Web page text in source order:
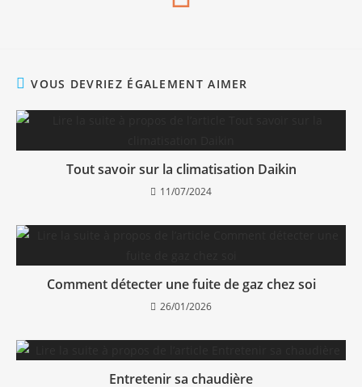
VOUS DEVRIEZ ÉGALEMENT AIMER
Tout savoir sur la climatisation Daikin
11/07/2024
Comment détecter une fuite de gaz chez soi
26/01/2026
Entretenir sa chaudière